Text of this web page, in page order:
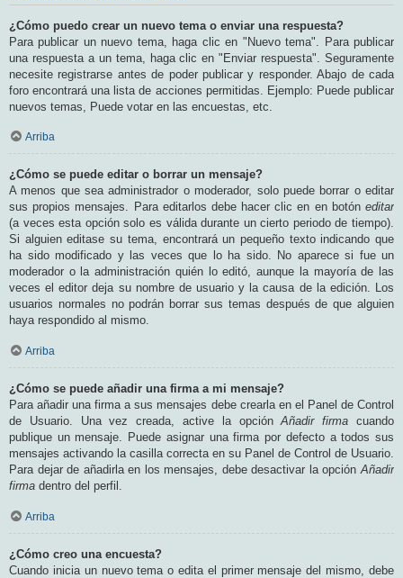
¿Cómo puedo crear un nuevo tema o enviar una respuesta?
Para publicar un nuevo tema, haga clic en "Nuevo tema". Para publicar
una respuesta a un tema, haga clic en "Enviar respuesta". Seguramente
necesite registrarse antes de poder publicar y responder. Abajo de cada
foro encontrará una lista de acciones permitidas. Ejemplo: Puede publicar
nuevos temas, Puede votar en las encuestas, etc.
Arriba
¿Cómo se puede editar o borrar un mensaje?
A menos que sea administrador o moderador, solo puede borrar o editar
sus propios mensajes. Para editarlos debe hacer clic en en botón editar
(a veces esta opción solo es válida durante un cierto periodo de tiempo).
Si alguien editase su tema, encontrará un pequeño texto indicando que
ha sido modificado y las veces que lo ha sido. No aparece si fue un
moderador o la administración quién lo editó, aunque la mayoría de las
veces el editor deja su nombre de usuario y la causa de la edición. Los
usuarios normales no podrán borrar sus temas después de que alguien
haya respondido al mismo.
Arriba
¿Cómo se puede añadir una firma a mi mensaje?
Para añadir una firma a sus mensajes debe crearla en el Panel de Control
de Usuario. Una vez creada, active la opciónAñadir firma cuando
publique un mensaje. Puede asignar una firma por defecto a todos sus
mensajes activando la casilla correcta en su Panel de Control de Usuario.
Para dejar de añadirla en los mensajes, debe desactivar la opciónAñadir
firma dentro del perfil.
Arriba
¿Cómo creo una encuesta?
Cuando inicia un nuevo tema o edita el primer mensaje del mismo, debe